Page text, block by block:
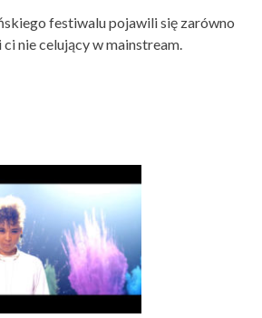
festiwalu pojawili się zarówno
nie celujący w mainstream.